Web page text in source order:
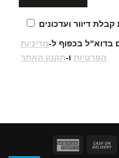
דיוור ועדכונים
בדוא“ל בכפוף ל-מדיניות
הפרטיותו-תקנון האתר
MasterCard
Cash